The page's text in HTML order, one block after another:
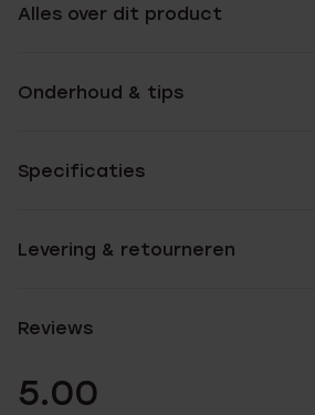
Alles over dit product
Onderhoud & tips
Specificaties
Levering & retourneren
Reviews
5.00